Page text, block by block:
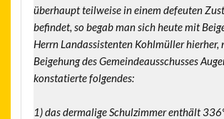
überhaupt teilweise in einem defeuten
befindet, so begab man sich heute mit
Herrn Landassistenten Kohlmüller hierher,
Beigehung des Gemeindeausschusses
konstatierte folgendes:
1) das dermalige Schulzimmer enthält